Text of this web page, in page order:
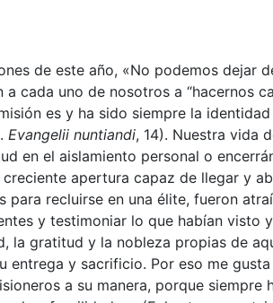
de este año, «No podemos dejar
a cada uno de nosotros a “hacernos
es y ha sido siempre la
Evangelii nuntiandi, 14). Nuestra vida
en el aislamiento personal o
apertura capaz de llegar y
para recluirse en una élite, fueron
y testimoniar lo que habían visto
la gratitud y la nobleza propias de
y sacrificio. Por eso me
a su manera, porque siempre